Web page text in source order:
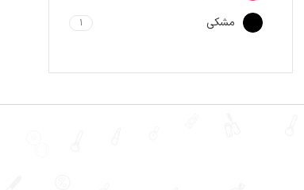
مشکی 1